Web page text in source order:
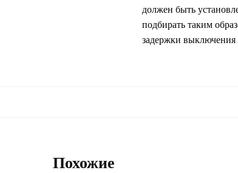
должен быть
подбирать таким
задержки
Похожие